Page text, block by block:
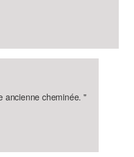
ancienne cheminée. "